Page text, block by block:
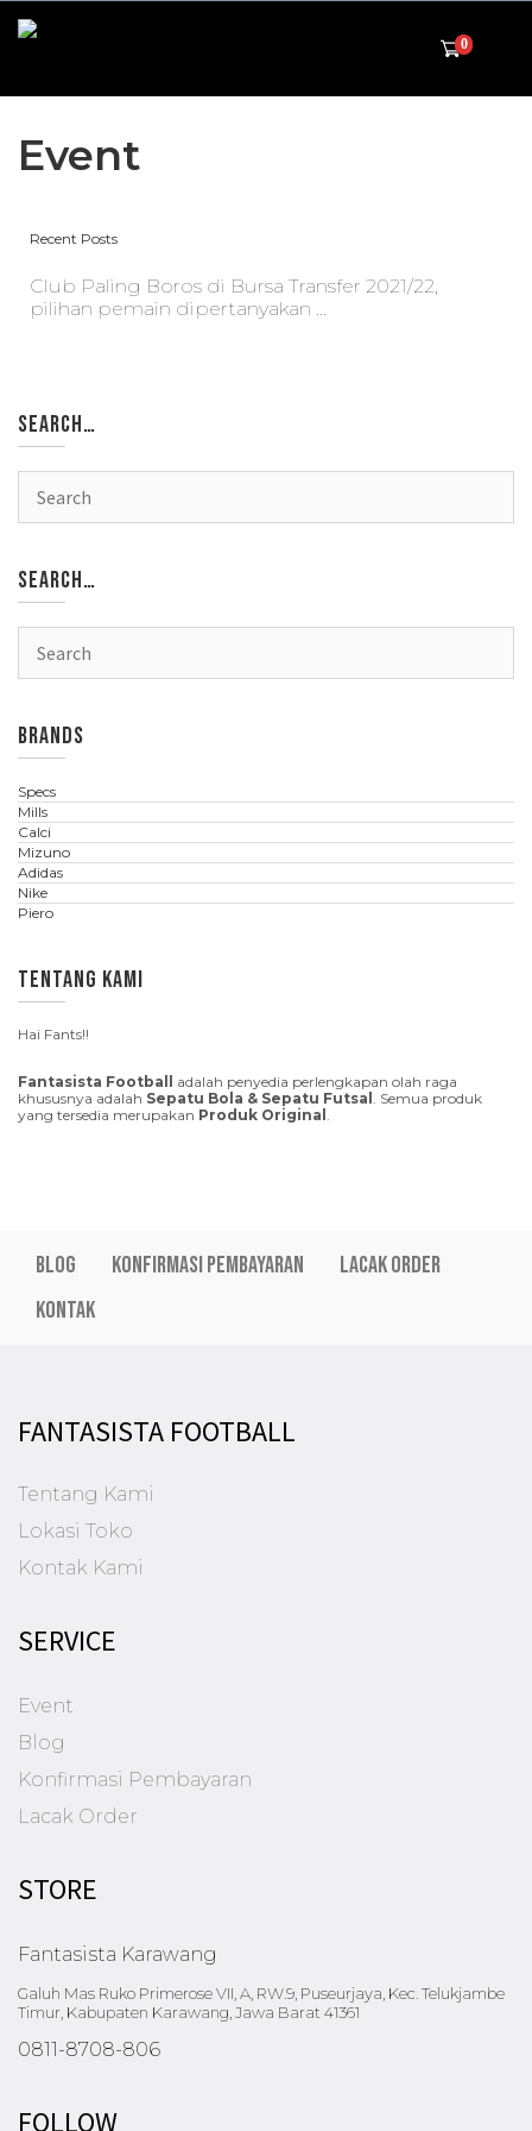
0
Event
Recent Posts
Club Paling Boros di Bursa Transfer 2021/22,
pilihan pemain dipertanyakan ...
SEARCH…
SEARCH…
BRANDS
Specs
Mills
Calci
Mizuno
Adidas
Nike
Piero
TENTANG KAMI
Hai Fants!!
Fantasista Football adalah penyedia perlengkapan olah raga
khususnya adalah Sepatu Bola & Sepatu Futsal . Semua produk
yang tersedia merupakan Produk Original
Blog Konfirmasi Pembayaran
Lacak Order
Kontak
FANTASISTA FOOTBALL
Tentang Kami
Lokasi Toko
Kontak Kami
SERVICE
Event
Blog
Konfirmasi Pembayaran
Lacak Order
STORE
Fantasista Karawang
Galuh Mas Ruko Primerose VII, A, RW.9, Puseurjaya, Kec. Telukjambe
Timur, Kabupaten Karawang, Jawa Barat 41361
0811-8708-806
FOLLOW